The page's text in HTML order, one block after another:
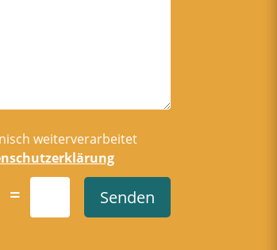
weiterverarbeitet
= Senden